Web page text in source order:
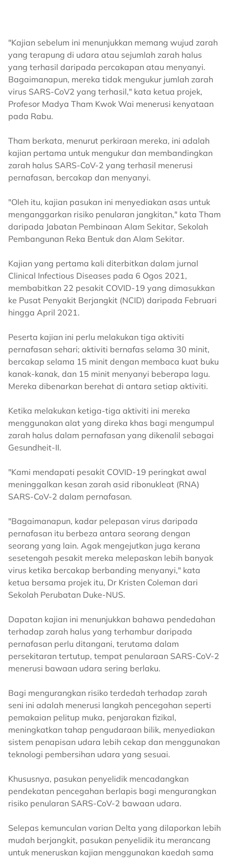
"Kajian sebelum ini menunjukkan memang wujud zarah
yang terapung di udara atau sejumlah zarah halus
yang terhasil daripada percakapan atau menyanyi.
Bagaimanapun, mereka tidak mengukur jumlah zarah
virus SARS-CoV2 yang terhasil," kata ketua projek,
Profesor Madya Tham Kwok Wai menerusi kenyataan
pada Rabu.
Tham berkata, menurut perkiraan mereka, ini adalah
kajian pertama untuk mengukur dan membandingkan
zarah halus SARS-CoV-2 yang terhasil menerusi
pernafasan, bercakap dan menyanyi.
"Oleh itu, kajian pasukan ini menyediakan asas untuk
menganggarkan risiko penularan jangkitan," kata Tham
daripada Jabatan Pembinaan Alam Sekitar, Sekolah
Pembangunan Reka Bentuk dan Alam Sekitar.
Kajian yang pertama kali diterbitkan dalam jurnal
Clinical Infectious Diseases pada 6 Ogos 2021,
membabitkan 22 pesakit COVID-19 yang dimasukkan
ke Pusat Penyakit Berjangkit (NCID) daripada Februari
hingga April 2021.
Peserta kajian ini perlu melakukan tiga aktiviti
pernafasan sehari; aktiviti bernafas selama 30 minit,
bercakap selama 15 minit dengan membaca kuat buku
kanak-kanak, dan 15 minit menyanyi beberapa lagu.
Mereka dibenarkan berehat di antara setiap aktiviti.
Ketika melakukan ketiga-tiga aktiviti ini mereka
menggunakan alat yang direka khas bagi mengumpul
zarah halus dalam pernafasan yang dikenalil sebagai
Gesundheit-II.
"Kami mendapati pesakit COVID-19 peringkat awal
meninggalkan kesan zarah asid ribonukleat (RNA)
SARS-CoV-2 dalam pernafasan.
"Bagaimanapun, kadar pelepasan virus daripada
pernafasan itu berbeza antara seorang dengan
seorang yang lain. Agak mengejutkan juga kerana
sesetengah pesakit mereka melepaskan lebih banyak
virus ketika bercakap berbanding menyanyi," kata
ketua bersama projek itu, Dr Kristen Coleman dari
Sekolah Perubatan Duke-NUS.
Dapatan kajian ini menunjukkan bahawa pendedahan
terhadap zarah halus yang terhambur daripada
pernafasan perlu ditangani, terutama dalam
persekitaran tertutup, tempat penularaan SARS-CoV-2
menerusi bawaan udara sering berlaku.
Bagi mengurangkan risiko terdedah terhadap zarah
seni ini adalah menerusi langkah pencegahan seperti
pemakaian pelitup muka, penjarakan fizikal,
meningkatkan tahap pengudaraan bilik, menyediakan
sistem penapisan udara lebih cekap dan menggunakan
teknologi pembersihan udara yang sesuai.
Khususnya, pasukan penyelidik mencadangkan
pendekatan pencegahan berlapis bagi mengurangkan
risiko penularan SARS-CoV-2 bawaan udara.
Selepas kemunculan varian Delta yang dilaporkan lebih
mudah berjangkit, pasukan penyelidik itu merancang
untuk meneruskan kajian menggunakan kaedah sama